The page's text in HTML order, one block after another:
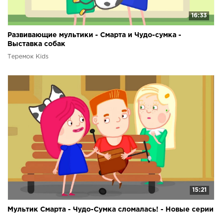
16:33
Развивающие мультики - Смарта и Чудо-сумка -
Выставка собак
Теремок Kids
15:21
Мультик Смарта - Чудо-Сумка сломалась! - Новые серии